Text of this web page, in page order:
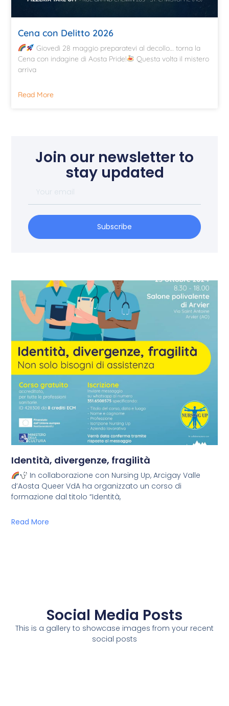
Cena con Delitto 2026
Giovedì 28 maggio preparatevi al decollo… torna la
Cena con indagine di Aosta Pride!
Questa volta il mistero
arriva
Read More
Join our newsletter to
stay updated
Subscribe
Identità, divergenze, fragilità
In collaborazione con Nursing Up, Arcigay Valle
d’Aosta Queer VdA ha organizzato un corso di
formazione dal titolo “Identità,
Read More
Social Media Posts
This is a gallery to showcase images from your recent
social posts